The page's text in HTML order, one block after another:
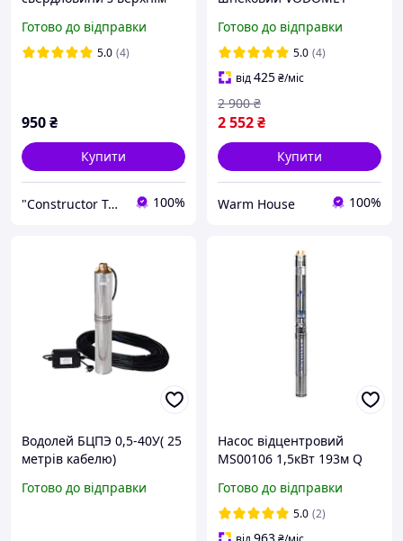
XVM 60 (Польща) Насос
свердловинний
Готово до відправки
5.0 (4)
950₴
Купити
"Constructor Tepla" Конструктор Тепла 100%
Готово до відправки
5.0 (4)
від425₴/міс
2 552₴
2 900 ₴
Купити
Warm House 100%
Водолей БЦПЭ 0,5-40У( 25
метрів кабелю)
Готово до відправки
Насос відцентровий
MS00106 1,5кВт 193м Q
Ø75мм MAXIMUS
занурювальний
свердловинний
Готово до відправки
5.0 (2)